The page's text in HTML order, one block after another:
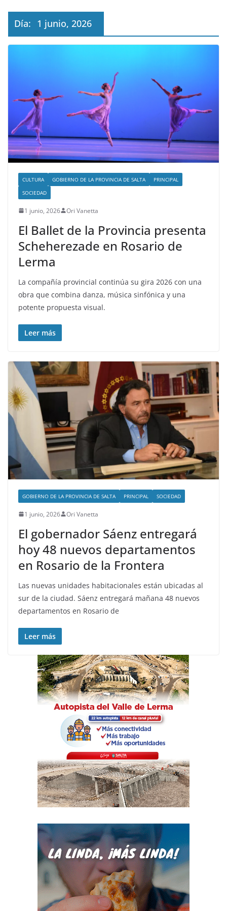
Día: 1 junio, 2026
CULTURA GOBIERNO DE LA PROVINCIA DE SALTA
PRINCIPAL
SOCIEDAD
1 junio, 2026 Ori Vanetta
El Ballet de la Provincia presenta
Scheherezade en Rosario de
Lerma
La compañía provincial continúa su gira 2026 con una
obra que combina danza, música sinfónica y una
potente propuesta visual.
Leer más
GOBIERNO DE LA PROVINCIA DE SALTA PRINCIPAL SOCIEDAD
1 junio, 2026 Ori Vanetta
El gobernador Sáenz entregará
hoy 48 nuevos departamentos
en Rosario de la Frontera
Las nuevas unidades habitacionales están ubicadas al
sur de la ciudad. Sáenz entregará mañana 48 nuevos
departamentos en Rosario de
Leer más